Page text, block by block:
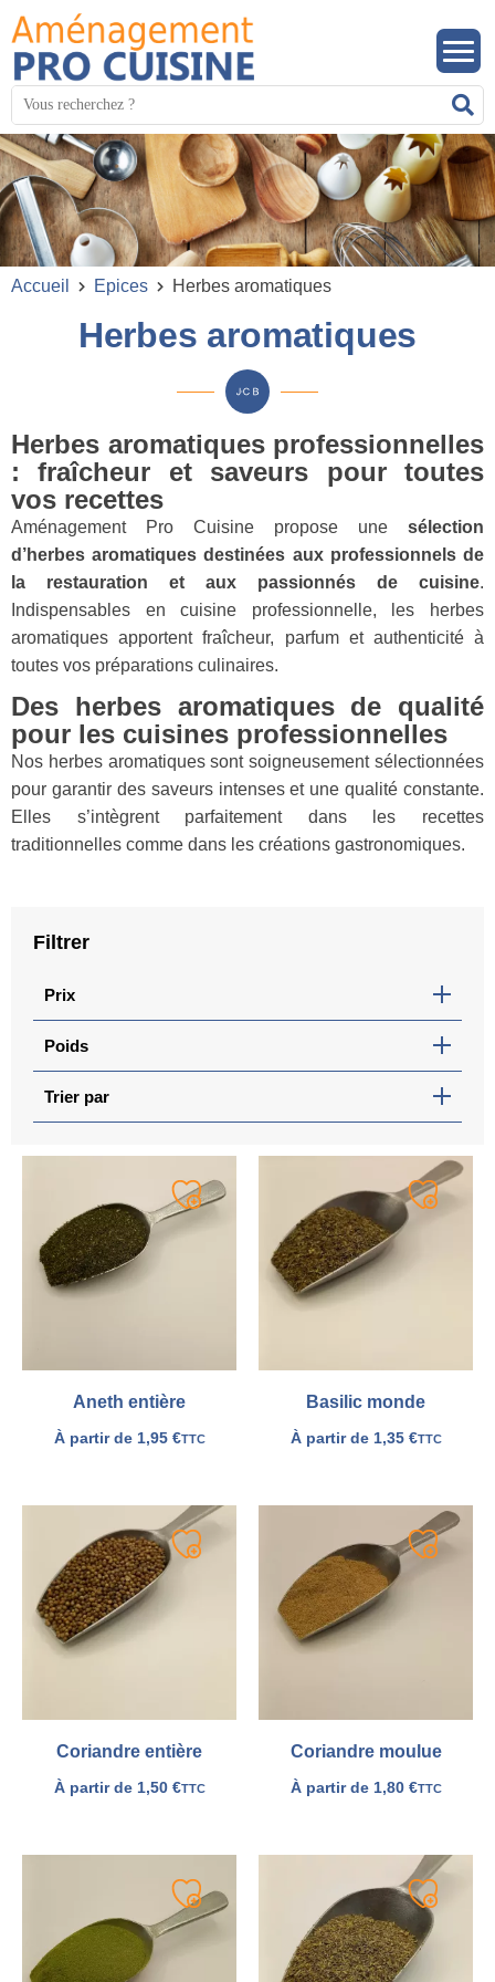
Mots
clés
:
Accueil Epices Herbes aromatiques
Herbes aromatiques
Herbes aromatiques professionnelles
: fraîcheur et saveurs pour toutes
vos recettes
Aménagement Pro Cuisine propose une sélection
d’herbes aromatiques destinées aux professionnels de
la restauration et aux passionnés de cuisine.
Indispensables en cuisine professionnelle, les herbes
aromatiques apportent fraîcheur, parfum et authenticité à
toutes vos préparations culinaires.
Des herbes aromatiques de qualité
pour les cuisines professionnelles
Nos herbes aromatiques sont soigneusement sélectionnées
pour garantir des saveurs intenses et une qualité constante.
Elles s’intègrent parfaitement dans les recettes
traditionnelles comme dans les créations gastronomiques.
Filtrer
Prix
Poids
Trier par
Aneth entière
À partir de 1,95 €TTC
Ajouter
Basilic monde
À partir de 1,35 €TTC
Ajouter
Coriandre entière
À partir de 1,50 €TTC
Ajouter
Coriandre moulue
À partir de 1,80 €TTC
Ajouter
Ajouter
à
Ajouter
à
ma
liste
Panneau de gestion des cookies